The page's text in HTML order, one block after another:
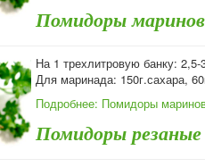
Помидоры
На 1 трехлитровую банку: 2,5-
Для маринада: 150г.сахара,
Подробнее: Помидоры
Помидоры